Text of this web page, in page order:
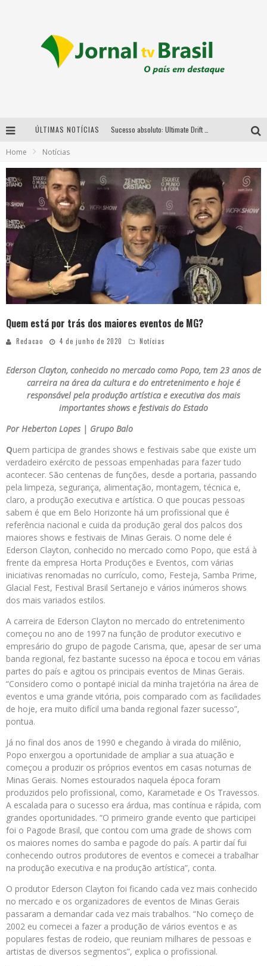
ÚLTIMAS NOTÍCIAS
Em abril, Boulevard Shopping BH realiza sorteio de TVs 4K
Home Notícias
Quem está por trás dos maiores eventos de MG?
Redacao 4 de junho de 2020 Notícias
Ederson Clayton, conhecido no mercado como Popo, tem 23 anos de
carreira na área da cultura e do entretenimento e hoje é
responsável pela produção artística e executiva dos mais
importantes shows e festivais do Estado
Por Heberton Lopes | Grupo Balo
Quem participa de grandes shows e festivais sabe que existe um
verdadeiro exército de pessoas empenhadas para fazer tudo
acontecer. São centenas de funções, desde a portaria, passando
pela limpeza, segurança, alimentação, montagem, técnica e,
claro, a produção executiva e artística. O que poucas pessoas
sabem é que em Belo Horizonte há um profissional que é
referência nacional e cuida da produção geral dos palcos dos
maiores shows e festivais de Minas Gerais. O nome dele é
Ederson Clayton, conhecido no mercado como Popo, que está à
frente da empresa Horta Produções e Eventos, com várias
iniciativas renomadas no currículo, como, Festeja, Samba Prime,
Glacial Fest, Festival Brasil Sertanejo e vários inúmeros shows
dos mais variados estilos.
A carreira de Ederson Clayton no mercado do entretenimento
começou no ano de 1997 na função de produtor executivo e
empresário do grupo de pagode Carisma, que, apesar de ser uma
banda regional, fez bastante sucesso na época e tocou em várias
partes do país e agitou os principais eventos de Minas Gerais.
“Considero como o pontapé inicial da minha trajetória na área de
eventos e uma grande vitória, pois comparado com as facilidades
de hoje, era muito difícil uma banda regional fazer sucesso”,
pontua.
Já no final dos anos de 1990 e chegando à virada do milênio,
Popo enxergou a oportunidade de ampliar a sua atuação e
começou a produzir os próprios eventos em casas noturnas de
Minas Gerais. Nomes estourados naquela época foram
produzidos pelo profissional, como, Karametade e Os Travessos.
A escalada para o sucesso era árdua, mas contínua e rápida, com
grandes oportunidades. “O primeiro grande evento que participei
foi o Pagode Brasil, que contou com uma grade de shows com
os maiores nomes do samba e pagode do país. A partir daí fui
conhecendo outros produtores de eventos e comecei a trabalhar
na produção executiva e na produção artística”, conta.
O produtor Ederson Clayton foi ficando cada vez mais conhecido
no mercado e os organizadores de eventos de Minas Gerais
passaram a demandar cada vez mais trabalhos. “No começo de
2002 eu comecei a fazer a produção de vários eventos e as
populares festas de rodeio, que reuniam milhares de pessoas e
artistas de diversos segmentos”, explica o profissional.